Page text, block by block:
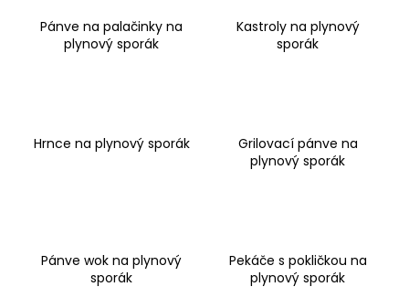
Pánve na palačinky na
plynový sporák
Kastroly na plynový
sporák
Hrnce na plynový sporák
Grilovací pánve na
plynový sporák
Pánve wok na plynový
sporák
Pekáče s pokličkou na
plynový sporák